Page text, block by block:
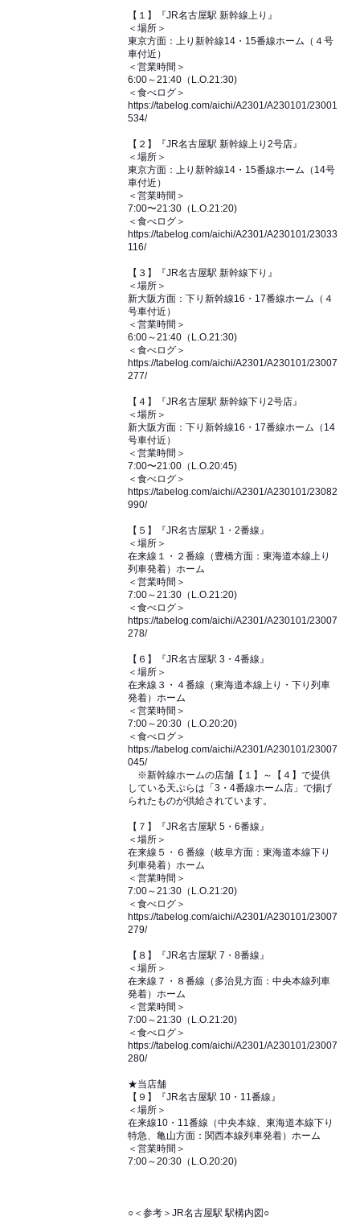
【１】『JR名古屋駅 新幹線上り』
＜場所＞
東京方面：上り新幹線14・15番線ホーム（４号
車付近）
＜営業時間＞
6:00～21:40（L.O.21:30)
＜食べログ＞
https://tabelog.com/aichi/A2301/A230101/23001
534/
【２】『JR名古屋駅 新幹線上り2号店』
＜場所＞
東京方面：上り新幹線14・15番線ホーム（14号
車付近）
＜営業時間＞
7:00〜21:30（L.O.21:20)
＜食べログ＞
https://tabelog.com/aichi/A2301/A230101/23033
116/
【３】『JR名古屋駅 新幹線下り』
＜場所＞
新大阪方面：下り新幹線16・17番線ホーム（４
号車付近）
＜営業時間＞
6:00～21:40（L.O.21:30)
＜食べログ＞
https://tabelog.com/aichi/A2301/A230101/23007
277/
【４】『JR名古屋駅 新幹線下り2号店』
＜場所＞
新大阪方面：下り新幹線16・17番線ホーム（14
号車付近）
＜営業時間＞
7:00〜21:00（L.O.20:45)
＜食べログ＞
https://tabelog.com/aichi/A2301/A230101/23082
990/
【５】『JR名古屋駅 1・2番線』
＜場所＞
在来線１・２番線（豊橋方面：東海道本線上り
列車発着）ホーム
＜営業時間＞
7:00～21:30（L.O.21:20)
＜食べログ＞
https://tabelog.com/aichi/A2301/A230101/23007
278/
【６】『JR名古屋駅 3・4番線』
＜場所＞
在来線３・４番線（東海道本線上り・下り列車
発着）ホーム
＜営業時間＞
7:00～20:30（L.O.20:20)
＜食べログ＞
https://tabelog.com/aichi/A2301/A230101/23007
045/
※新幹線ホームの店舗【１】～【４】で提供
している天ぷらは「3・4番線ホーム店」で揚げ
られたものが供給されています。
【７】『JR名古屋駅 5・6番線』
＜場所＞
在来線５・６番線（岐阜方面：東海道本線下り
列車発着）ホーム
＜営業時間＞
7:00～21:30（L.O.21:20)
＜食べログ＞
https://tabelog.com/aichi/A2301/A230101/23007
279/
【８】『JR名古屋駅 7・8番線』
＜場所＞
在来線７・８番線（多治見方面：中央本線列車
発着）ホーム
＜営業時間＞
7:00～21:30（L.O.21:20)
＜食べログ＞
https://tabelog.com/aichi/A2301/A230101/23007
280/
★当店舗
【９】『JR名古屋駅 10・11番線』
＜場所＞
在来線10・11番線（中央本線、東海道本線下り
特急、亀山方面：関西本線列車発着）ホーム
＜営業時間＞
7:00～20:30（L.O.20:20)
○＜参考＞JR名古屋駅 駅構内図○